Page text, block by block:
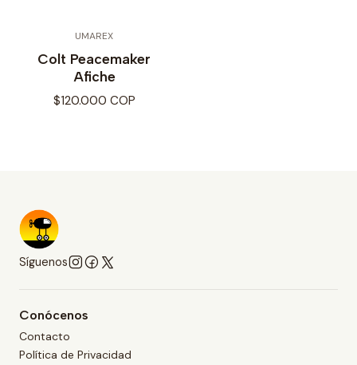
UMAREX
Colt Peacemaker
Afiche
$120.000 COP
Síguenos
Conócenos
Contacto
Política de Privacidad